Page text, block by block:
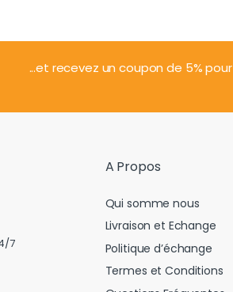
...et recevez un coupon de 5% pour
7
A Propos
Qui somme nous
Livraison et Echange
Politique d’échange
Termes et Conditions